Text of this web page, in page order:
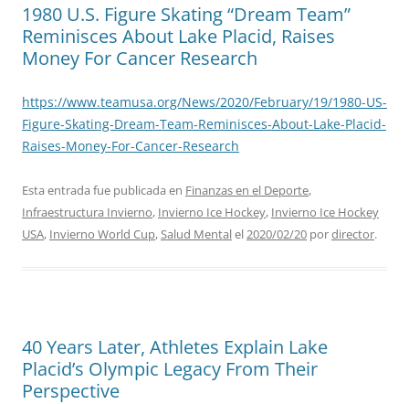
1980 U.S. Figure Skating “Dream Team”
Reminisces About Lake Placid, Raises
Money For Cancer Research
https://www.teamusa.org/News/2020/February/19/1980-US-
Figure-Skating-Dream-Team-Reminisces-About-Lake-Placid-
Raises-Money-For-Cancer-Research
Esta entrada fue publicada en Finanzas en el Deporte,
Infraestructura Invierno, Invierno Ice Hockey, Invierno Ice Hockey
USA, Invierno World Cup,Salud Mentalel2020/02/20 pordirector.
40 Years Later, Athletes Explain Lake
Placid’s Olympic Legacy From Their
Perspective